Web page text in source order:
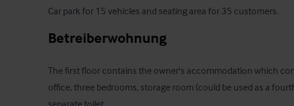
Car park for 15 vehicles and seating area for 35 customers.
Betreiberwohnung
The first floor contains the owner's accommodation which
office, three bedrooms, storage room (could be used as a